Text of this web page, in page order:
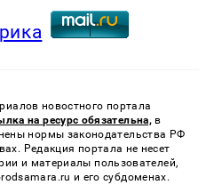
новостного портала
на ресурс обязательна, в
нормы законодательства РФ
Редакция портала не несет
и материалы пользователей,
и его субдоменах.